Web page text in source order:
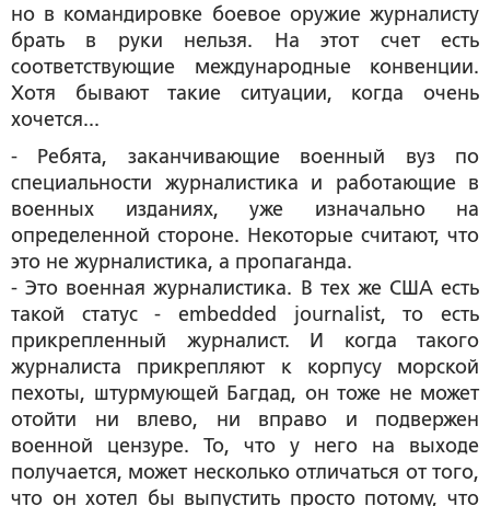
но в командировке боевое оружие журналисту
брать в руки нельзя. На этот счет есть
соответствующие международные конвенции.
Хотя бывают такие ситуации, когда очень
хочется...
-
Ребята, заканчивающие военный вуз по
специальности журналистика и работающие в
военных изданиях, уже изначально на
определенной стороне. Некоторые считают, что
это не журналистика, а пропаганда.
- Это военная журналистика. В тех же США есть
такой статус - embedded journalist, то есть
прикрепленный журналист. И когда такого
журналиста прикрепляют к корпусу морской
пехоты, штурмующей Багдад, он тоже не может
отойти ни влево, ни вправо и подвержен
военной цензуре. То, что у него на выходе
получается, может несколько отличаться от того,
что он хотел бы выпустить просто потому, что